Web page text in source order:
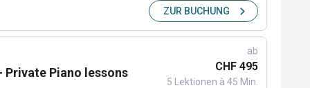
ZUR BUCHUNG
Piano lessons
ab
CHF 495
5 Lektionen à 45 Min.